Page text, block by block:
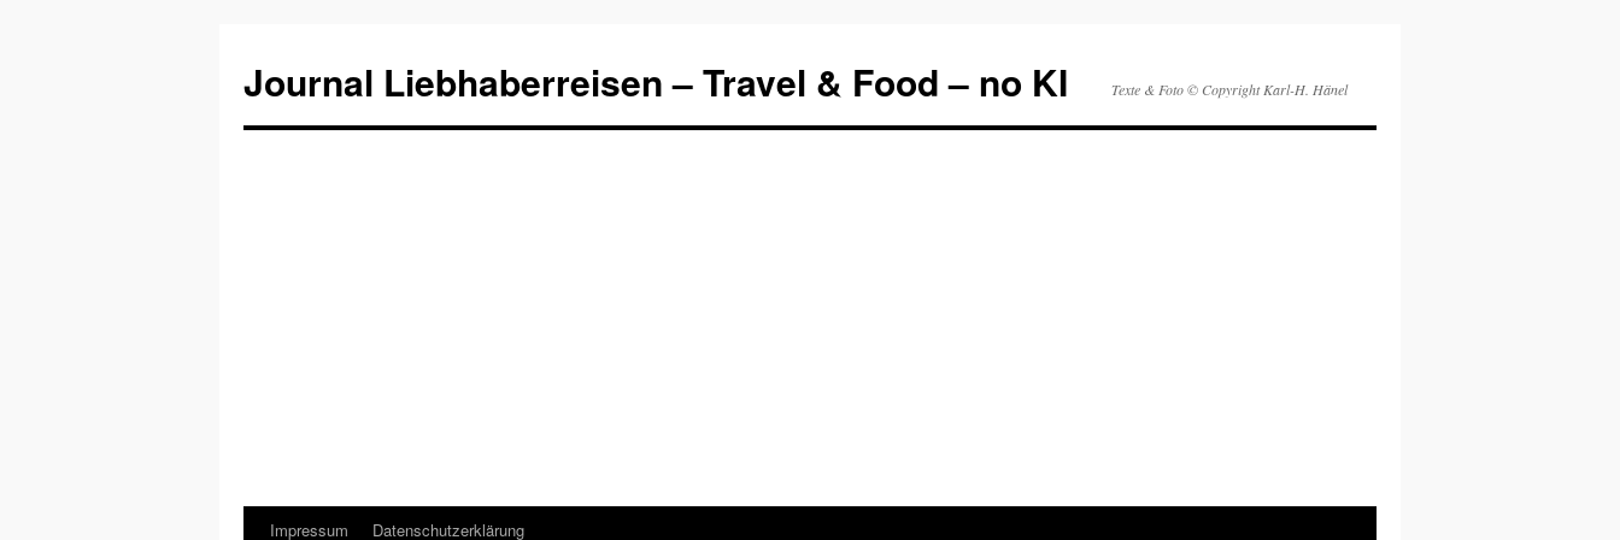
Journal Liebhaberreisen – Travel & Food – no KI Texte & Foto © Copyright Karl-H. Hänel
ZumImpressum Datenschutzerklärung